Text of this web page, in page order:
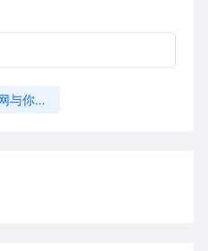
# 壹快网与你……10年之约